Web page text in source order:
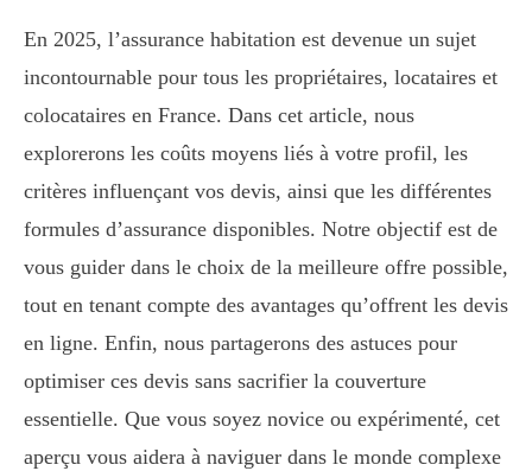
En 2025, l’assurance habitation est devenue un sujet
incontournable pour tous les propriétaires, locataires et
colocataires en France. Dans cet article, nous
explorerons les coûts moyens liés à votre profil, les
critères influençant vos devis, ainsi que les différentes
formules d’assurance disponibles. Notre objectif est de
vous guider dans le choix de la meilleure offre possible,
tout en tenant compte des avantages qu’offrent les devis
en ligne. Enfin, nous partagerons des astuces pour
optimiser ces devis sans sacrifier la couverture
essentielle. Que vous soyez novice ou expérimenté, cet
aperçu vous aidera à naviguer dans le monde complexe